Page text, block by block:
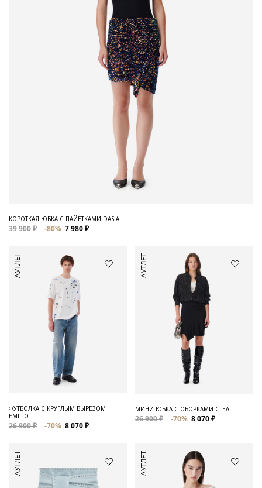
КОРОТКАЯ ЮБКА С ПАЙЕТКАМИ DASIA
39 900 ₽ -80% 7 980 ₽
АУТЛЕТ
ФУТБОЛКА С КРУГЛЫМ ВЫРЕЗОМ
EMILIO
26 900 ₽ -70% 8 070 ₽
АУТЛЕТ
МИНИ-ЮБКА С ОБОРКАМИ CLEA
26 900 ₽ -70% 8 070 ₽
АУТЛЕТ АУТЛЕТ